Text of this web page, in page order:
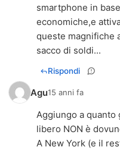
smartphone in
economiche,e
queste magnifiche
sacco di soldi...
Rispondi
Agu15 anni fa
Aggiungo a quanto
libero NON è
A New York (e il